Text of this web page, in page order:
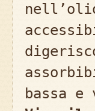
bassa